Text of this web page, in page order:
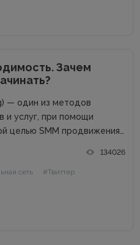
отслеживать
Зачем
— один из методов
и услуг, при помощи
целью SMM продвижения
к вашему продукту,
и
134026
сеть
#Твиттер